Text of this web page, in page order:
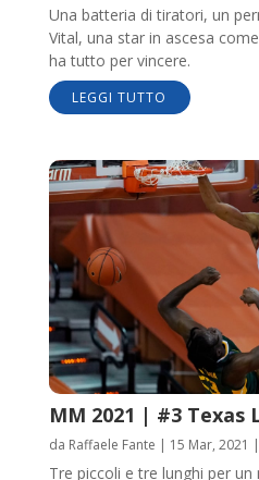
Una batteria di tiratori, un
Vital, una star in ascesa
ha tutto per vincere.
LEGGI TUTTO
MM 2021 | #3 Texas
da Raffaele Fante | 15 Mar, 2021 |
Tre piccoli e tre lunghi per un